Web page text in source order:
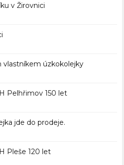
v Žirovnici
vlastníkem úzkokolejky
Pelhřimov 150 let
jde do prodeje.
Pleše 120 let